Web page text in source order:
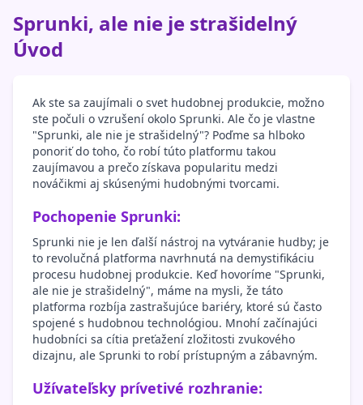
Sprunki, ale nie je strašidelný
Úvod
Ak ste sa zaujímali o svet hudobnej produkcie, možno
ste počuli o vzrušení okolo Sprunki. Ale čo je vlastne
"Sprunki, ale nie je strašidelný"? Poďme sa hlboko
ponoriť do toho, čo robí túto platformu takou
zaujímavou a prečo získava popularitu medzi
nováčikmi aj skúsenými hudobnými tvorcami.
Pochopenie Sprunki:
Sprunki nie je len ďalší nástroj na vytváranie hudby; je
to revolučná platforma navrhnutá na demystifikáciu
procesu hudobnej produkcie. Keď hovoríme "Sprunki,
ale nie je strašidelný", máme na mysli, že táto
platforma rozbíja zastrašujúce bariéry, ktoré sú často
spojené s hudobnou technológiou. Mnohí začínajúci
hudobníci sa cítia preťažení zložitosti zvukového
dizajnu, ale Sprunki to robí prístupným a zábavným.
Užívateľsky prívetivé rozhranie: